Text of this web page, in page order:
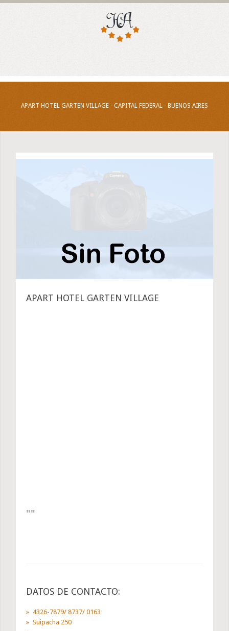
APART HOTEL GARTEN VILLAGE - CAPITAL FEDERAL - BUENOS AIRES
APART HOTEL GARTEN VILLAGE
DATOS DE CONTACTO:
4326-7879/ 8737/ 0163
Suipacha 250